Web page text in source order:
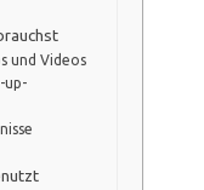
und Videos
up-